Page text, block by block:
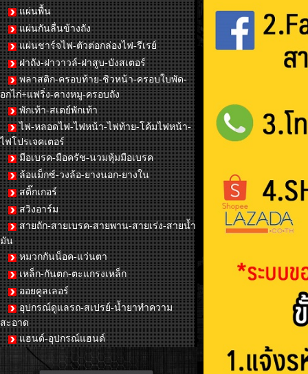
แผ่นพื้น
แผ่นกันลื่นข้างถัง
แผ่นชาร์จไฟ-ตัวต่อกล่องไฟ-รีเรย์
ฝาถัง-ฝาวาวล์-ฝาสูบ-บังสเตอร์
พลาสติก-ครอบท้าย-ชิวหน้า-ครอบใบพัด-
อกไก่+แฟริ่ง-คางหมู-ครอบถัง
พักเท้า-สเตย์พักเท้า
ไฟ-หลอดไฟ-ไฟหน้า-ไฟท้าย-โค้มไฟหน้า-
ไฟโปรเจคเตอร์
มือเบรค-มือครัช-นวมหุ้มมือเบรค
ล้อแม็กซ์-วงล้อ-ยางนอก-ยางใน
สติ๊กเกอร์
สวิงอาร์ม
สายถัก-สายเบรค-สายพาน-สายเร่ง-สายน้ำ
มัน
หมวกกันน็อค-แว่นตา
เหล็ก-กันตก-ตะแกรงเหล็ก
ออยคูลเลอร์
อุปกรณ์ดูแลรถ-สเปรย์-น้ำยาทำความ
สะอาด
แฮนด์-อุปกรณ์แฮนด์